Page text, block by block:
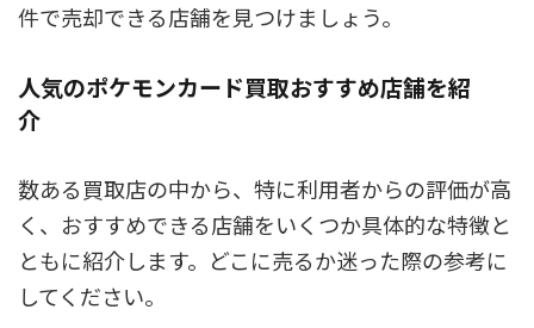
件で売却できる店舗を見つけましょう。
人気のポケモンカード買取おすすめ店舗を紹
介
数ある買取店の中から、特に利用者からの評価が高
く、おすすめできる店舗をいくつか具体的な特徴と
ともに紹介します。どこに売るか迷った際の参考に
してください。